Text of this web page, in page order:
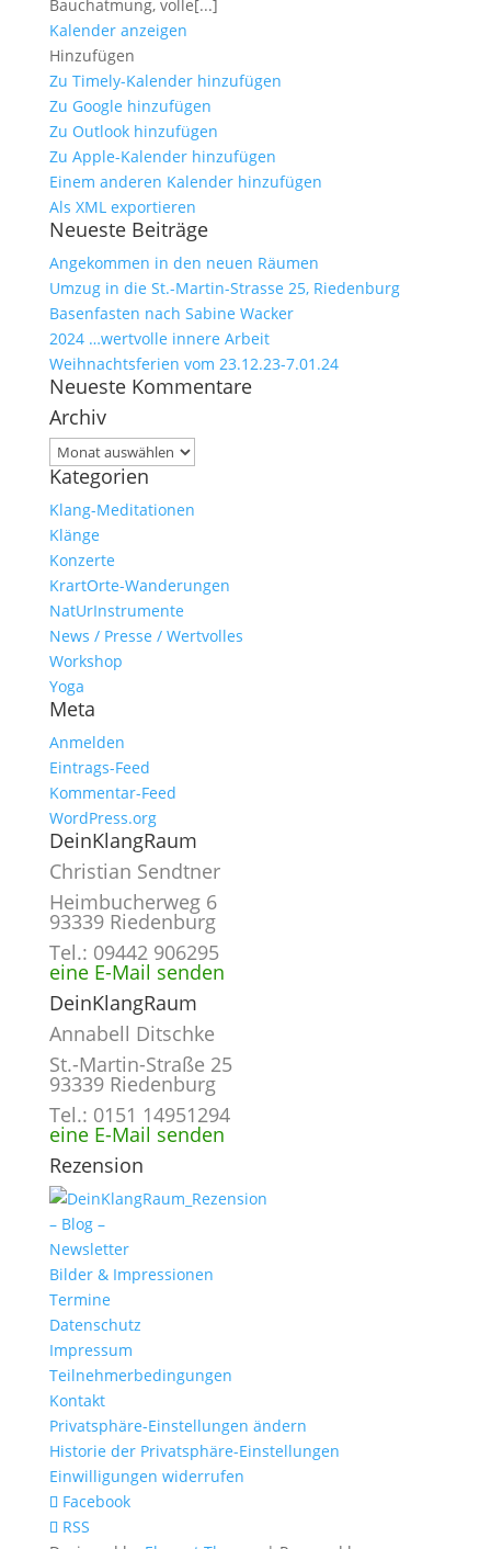
Bauchatmung, volle[...]
Kalender anzeigen
Hinzufügen
Zu Timely-Kalender hinzufügen
Zu Google hinzufügen
Zu Outlook hinzufügen
Zu Apple-Kalender hinzufügen
Einem anderen Kalender hinzufügen
Als XML exportieren
Neueste Beiträge
Angekommen in den neuen Räumen
Umzug in die St.-Martin-Strasse 25, Riedenburg
Basenfasten nach Sabine Wacker
2024 …wertvolle innere Arbeit
Weihnachtsferien vom 23.12.23-7.01.24
Neueste Kommentare
Archiv
Archiv
Kategorien
Klang-Meditationen
Klänge
Konzerte
KrartOrte-Wanderungen
NatUrInstrumente
News / Presse / Wertvolles
Workshop
Yoga
Meta
Anmelden
Eintrags-Feed
Kommentar-Feed
WordPress.org
DeinKlangRaum
Christian Sendtner
Heimbucherweg 6
93339 Riedenburg
Tel.: 09442 906295
eine E-Mail senden
DeinKlangRaum
Annabell Ditschke
St.-Martin-Straße 25
93339 Riedenburg
Tel.: 0151 14951294
eine E-Mail senden
Rezension
– Blog –
Newsletter
Bilder & Impressionen
Termine
Datenschutz
Impressum
Teilnehmerbedingungen
Kontakt
Privatsphäre-Einstellungen ändern
Historie der Privatsphäre-Einstellungen
Einwilligungen widerrufen
Facebook
RSS